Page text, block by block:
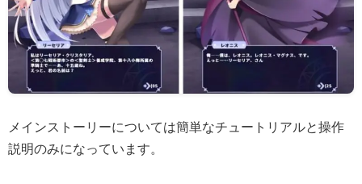
メインストーリーについては簡単なチュートリアルと操作
説明のみになっています。